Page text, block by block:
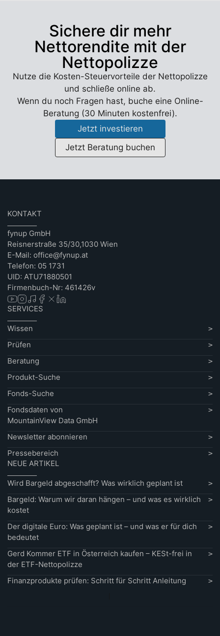
Sichere dir mehr
Nettorendite mit der
Nettopolizze
Nutze die Kosten-Steuervorteile der Nettopolizze
und schließe online ab.
Wenn du noch Fragen hast, buche eine Online-
Beratung (30 Minuten kostenfrei).
Jetzt investieren
Jetzt Beratung buchen
KONTAKT
fynup GmbH
Reisnerstraße 35/30,1030 Wien
E-Mail: office@fynup.at
Telefon: 05 1731
UID: ATU71880501
Firmenbuch-Nr: 461426v
SERVICES
Wissen
Prüfen
Beratung
Produkt-Suche
Fonds-Suche
Fondsdaten von
MountainView Data GmbH
Newsletter abonnieren
Pressebereich
NEUE ARTIKEL
Wird Bargeld abgeschafft? Was wirklich geplant ist
Bargeld: Warum wir daran hängen – und was es wirklich
kostet
Der digitale Euro: Was geplant ist – und was er für dich
bedeutet
Gerd Kommer ETF in Österreich kaufen – KESt-frei in
der ETF-Nettopolizze
Finanzprodukte prüfen: Schritt für Schritt Anleitung